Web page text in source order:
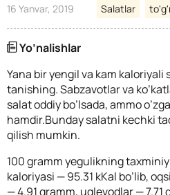
16 Yanvar, 2019 Salatlar
Yo’nalishlar
Yana bir yengil va kam
tanishing. Sabzavotlar va
salat oddiy bo’lsada, ammo
hamdir.Bunday salatni kechki
qilish mumkin.
100 gramm yegulikning
kaloriyasi — 95.31 kKal bo’lib,
— 4.91 gramm, uglevodlar —